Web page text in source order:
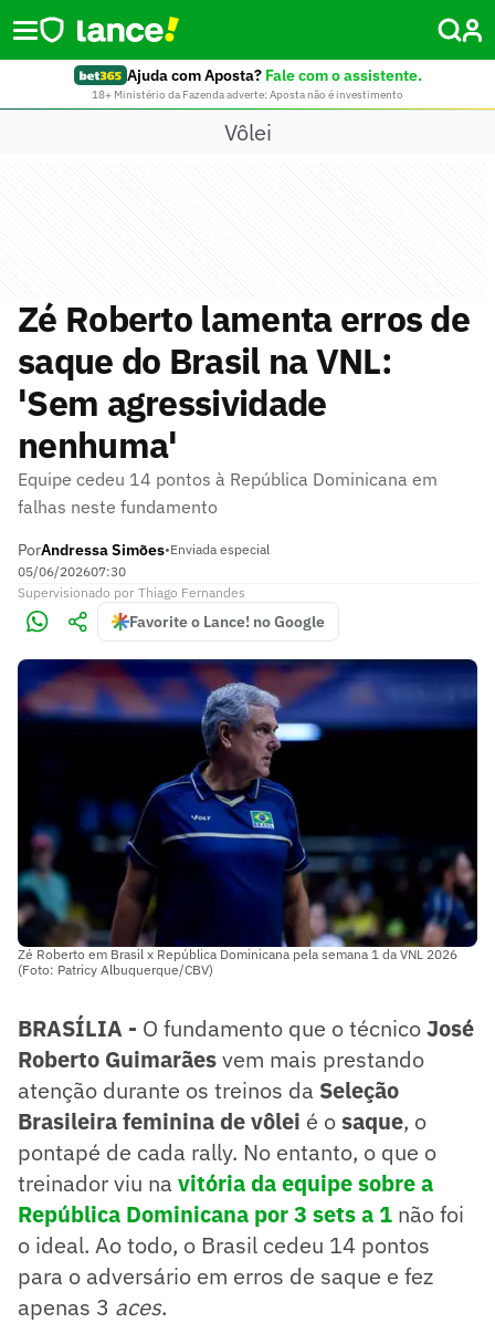
Ajuda com Aposta? Fale com o assistente.
18+ Ministério da Fazenda adverte: Aposta não é investimento
Vôlei
Zé Roberto lamenta erros de
saque do Brasil na VNL:
'Sem agressividade
nenhuma'
Equipe cedeu 14 pontos à República Dominicana em
falhas neste fundamento
PorAndressa Simões•Enviada especial
05/06/202607:30
Supervisionado por Thiago Fernandes
Favorite o Lance! no Google
Zé Roberto em Brasil x República Dominicana pela semana 1 da VNL 2026
(Foto: Patricy Albuquerque/CBV)
BRASÍLIA - O fundamento que o técnicoJosé
Roberto Guimarãesvem mais prestando
atenção durante os treinos da Seleção
Brasileira feminina de vôlei é osaque, o
pontapé de cada rally. No entanto, o que o
treinador viu na vitória da equipe sobre a
República Dominicana por 3 sets a 1 não foi
o ideal. Ao todo, o Brasil cedeu 14 pontos
para o adversário em erros de saque e fez
apenas 3 aces.